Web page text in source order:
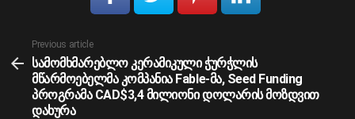
more
Previous article
სამომხმარებლო კერამიკული ჭურჭლის
მწარმოებელმა კომპანია Fable-მა, Seed Funding
პროგრამა CAD$3,4 მილიონი დოლარის მოზდვით
დახურა